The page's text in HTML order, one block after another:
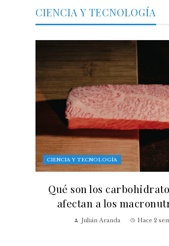
CIENCIA Y TECNOLOGÍA
CIENCIA Y TECNOLOGÍA
Qué son los
afectan a los
Julián Aranda Hace 2